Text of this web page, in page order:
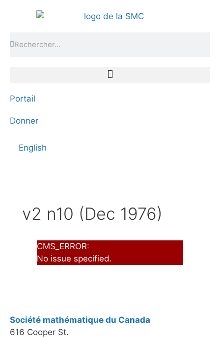
Portail
Donner
English
v2 n10 (Dec 1976)
CMS_ERROR:
No issue specified.
Société mathématique du Canada
616 Cooper St.